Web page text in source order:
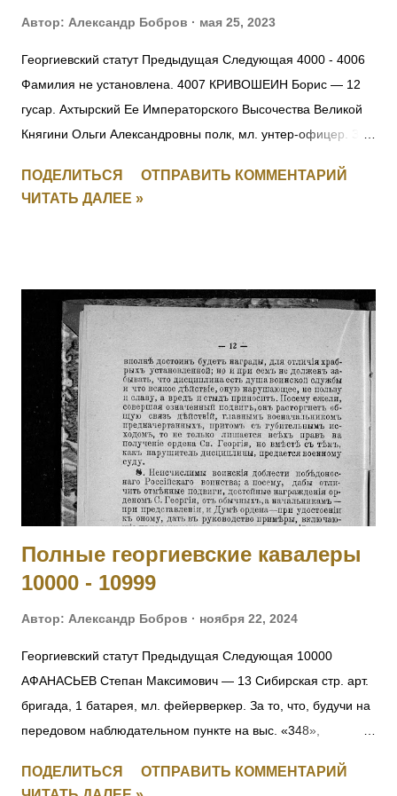
Автор: Александр Бобров мая 25, 2023
Георгиевский статут Предыдущая Следующая 4000 - 4006
Фамилия не установлена. 4007 КРИВОШЕИН Борис — 12
гусар. Ахтырский Ее Императорского Высочества Великой
Княгини Ольги Александровны полк, мл. унтер-офицер. За
Заменен, IV-271156] 4008 Фамилия не установлена. 4009
ПЕРЕТЫКИН Василий Васильевич (стан. Челябинская) — 3
ЛАРИН Николай — 21 саперный батальон, 2 рота, мл.
унтер-офицер. За мужество и храбрость в боях с
австрийцами с 29.05 по 16.06.1915. 4013 БОГДАНОВ
Василий — 293 пех. Ижорский полк, 2 рота, ст. унтер-
офицер. За мужество и храбрость в боях с австрийцами с
23 по 29.05.1915. 4014 СЕРГЕЕВ Василий — 295 пех.
Свирский полк, 11 рота, подпрапорщик. За отличие в боях с
23 по 28.06.1915. 4015 ДЕМЯНОВ Петр — 295 пех.
Свирский полк, пулеметная команда, фельдфебель. За от...
ПОДЕЛИТЬСЯ
ОТПРАВИТЬ КОММЕНТАРИЙ
ЧИТАТЬ ДАЛЕЕ »
Полные георгиевские кавалеры
10000 - 10999
Автор: Александр Бобров ноября 22, 2024
Георгиевский статут Предыдущая Следующая 10000
АФАНАСЬЕВ Степан Максимович — 13 Сибирская стр. арт.
бригада, 1 батарея, мл. фейерверкер. За то, что, будучи на
передовом наблюдательном пункте на выс. «348»,
неприятельской артиллерии, а также подвергаясь
ПОДЕЛИТЬСЯ
ОТПРАВИТЬ КОММЕНТАРИЙ